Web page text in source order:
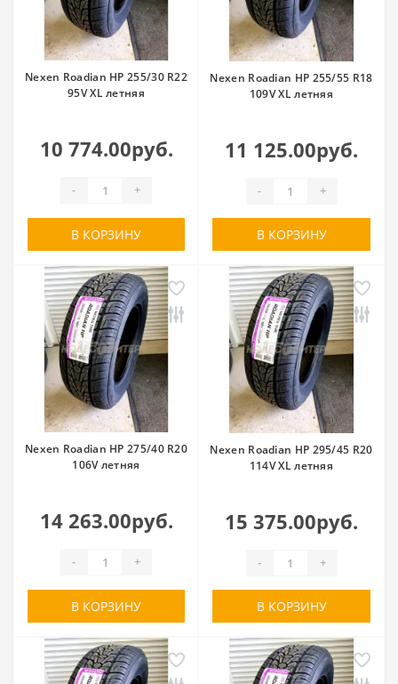
Nexen Roadian HP 255/30 R22
95V XL летняя
10 774.00руб.
- +
В КОРЗИНУ
Nexen Roadian HP 255/55 R18
109V XL летняя
11 125.00руб.
- +
В КОРЗИНУ
Nexen Roadian HP 275/40 R20
106V летняя
14 263.00руб.
- +
В КОРЗИНУ
Nexen Roadian HP 295/45 R20
114V XL летняя
15 375.00руб.
- +
В КОРЗИНУ